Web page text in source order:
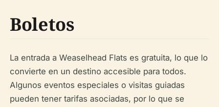
Boletos
La entrada a Weaselhead Flats es gratuita, lo que lo
convierte en un destino accesible para todos.
Algunos eventos especiales o visitas guiadas
pueden tener tarifas asociadas, por lo que se